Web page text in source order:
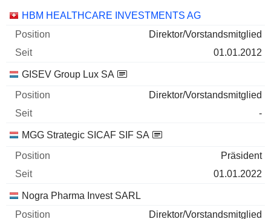
Unternehmen Position Beginn
HBM HEALTHCARE INVESTMENTS AG
Direktor/Vorstandsmitglied
01.01.2012
GISEV Group Lux SA
Direktor/Vorstandsmitglied
-
MGG Strategic SICAF SIF SA
Präsident
01.01.2022
Nogra Pharma Invest SARL
Direktor/Vorstandsmitglied